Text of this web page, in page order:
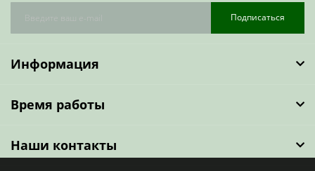
Подписаться
Информация
Время работы
Наши контакты